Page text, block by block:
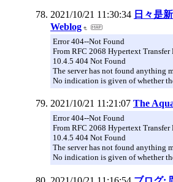
2021/10/21 11:30:34 日々是
Weblog
Error 404--Not Found
From RFC 2068 Hypertext
10.4.5 404 Not Found
The server has not found anything
No indication is given of whether
2021/10/21 11:21:07 The
Error 404--Not Found
From RFC 2068 Hypertext
10.4.5 404 Not Found
The server has not found anything
No indication is given of whether